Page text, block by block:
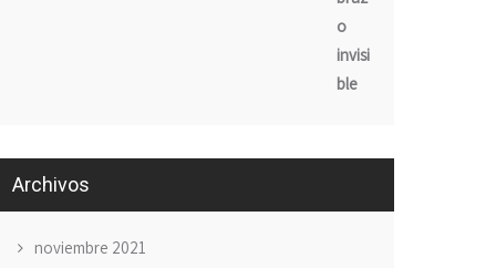
Archivos
noviembre 2021